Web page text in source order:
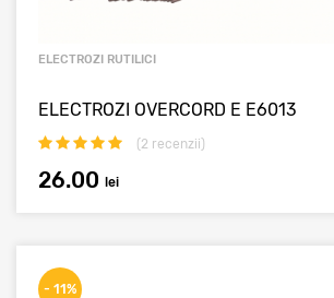
ELECTROZI RUTILICI
ELECTROZI OVERCORD E E6013
(2 recenzii)
26.00 lei
- 11%